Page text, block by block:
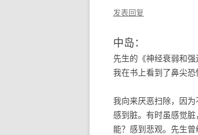
发表回复
中岛：
先生的《神经衰弱和
我在书上看到了鼻尖恐
我向来厌恶扫除，因
感到脏。有时虽感觉
能？感到悲观。先生